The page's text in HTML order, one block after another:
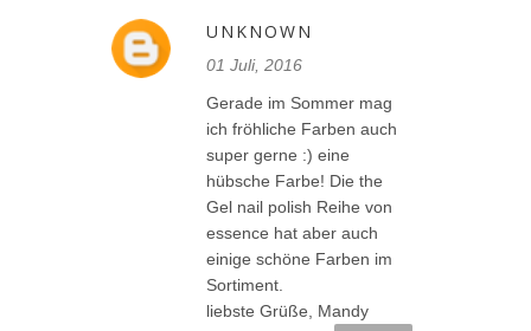
UNKNOWN
01 Juli, 2016
Gerade im Sommer mag
ich fröhliche Farben auch
super gerne :) eine
hübsche Farbe! Die the
Gel nail polish Reihe von
essence hat aber auch
einige schöne Farben im
Sortiment.
liebste Grüße, Mandy